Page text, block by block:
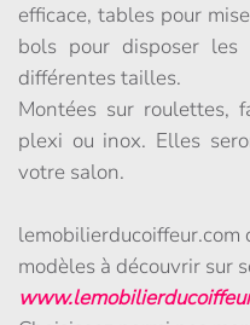
efficace, tables pour
bols pour disposer
différentes tailles.
Montées sur roulettes,
plexi ou inox. Elles
votre salon.
lemobilierducoiffeur.com
modèles à découvrir sur